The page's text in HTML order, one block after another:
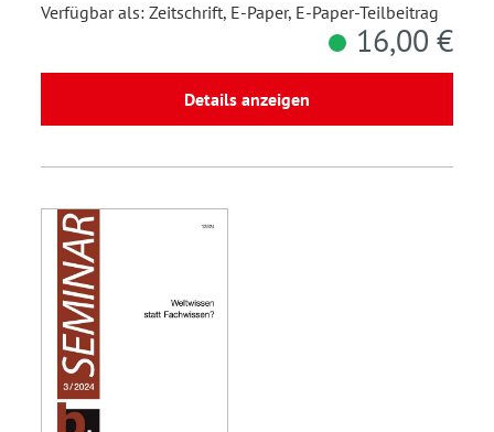
Verfügbar als: Zeitschrift, E-Paper, E-Paper-Teilbeitrag
16,00 €
Details anzeigen